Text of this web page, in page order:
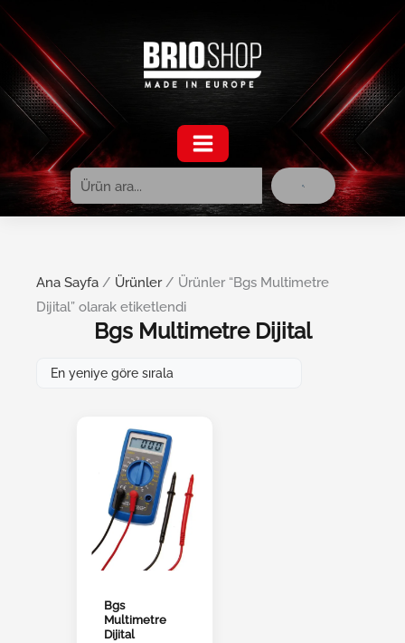
İçeriğe
Ana Sayfa / Ürünler/ Ürünler “Bgs Multimetre
Dijital” olarak etiketlendi
Bgs Multimetre Dijital
Bgs
Multimetre
Dijital